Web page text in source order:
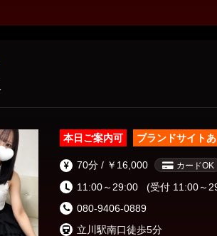
本日ご案内可 ブランドサイトあ
70分 / ￥16,000 カードOK
11:00～29:00
(受付 11:00～
080-9406-0889
立川駅南口徒歩5分